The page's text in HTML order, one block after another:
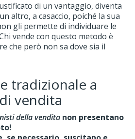
di un vantaggio, diventa
altro, a casaccio, poiché la sua
gli permette di individuare le
vende con questo metodo è
che però non sa dove sia il
tradizionale a
vendita
della vendita non presentano